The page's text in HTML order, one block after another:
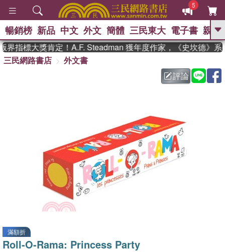
5
GO
父親節 、 如果歷
暑期推薦 、 國際布克
暢銷榜 新品 中文 外文 簡體 三民東大 電子書 親子
指標大獎肯定！A.F. Steadman 獲年度作家，《史坎德》系
三民網路書店
外文書
評論
滿額折
Roll-O-Rama: Princess Party